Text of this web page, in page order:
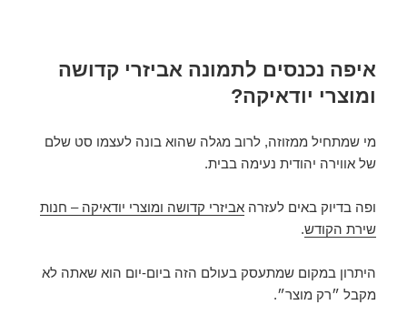
איפה נכנסים לתמונה אביזרי קדושה
ומוצרי יודאיקה?
מי שמתחיל ממזוזה, לרוב מגלה שהוא בונה לעצמו סט שלם
של אווירה יהודית נעימה בבית.
ופה בדיוק באים לעזרהאביזרי קדושה ומוצרי יודאיקה – חנות
שירת הקודש.
היתרון במקום שמתעסק בעולם הזה ביום-יום הוא שאתה לא
מקבל ״רק מוצר״.